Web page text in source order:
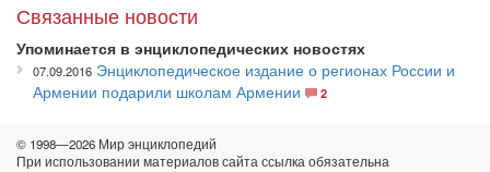
Связанные новости
Упоминается в энциклопедических новостях
07.09.2016 Энциклопедическое издание о регионах России и
Армении подарили школам Армении
2
© 1998—2026 Мир энциклопедий
При использовании материалов сайта ссылка обязательна